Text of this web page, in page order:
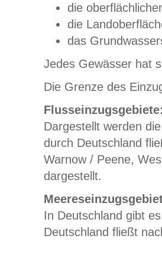
die
die
das
Jedes Gewässer hat
Die Grenze des
Dargestellt werden
durch Deutschland
Warnow / Peene,
dargestellt.
In Deutschland gibt
Deutschland fließt